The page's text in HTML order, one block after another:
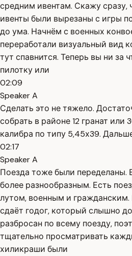
средним ивентам. Скажу сразу,
ивенты были вырезаны с игры
до ума. Начнём с военных
переработали визуальный вид
тут спавнится. Теперь вы ни за
пилотку или
02:09
Speaker A
Сделать это не тяжело.
собрать в районе 12 гранат или
калибра по типу 5,45х39.
02:17
Speaker A
Поезда тоже были переделаны.
более разнообразным. Есть
лутом, военным и
сдаёт годог, который слышно
разбросан по всему поезду,
тщательно просматривать
хиликраши были